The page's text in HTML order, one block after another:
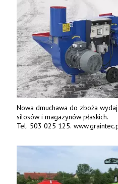
Nowa dmuchawa do zboża
silosów i magazynów płaskich.
Tel. 503 025 125.